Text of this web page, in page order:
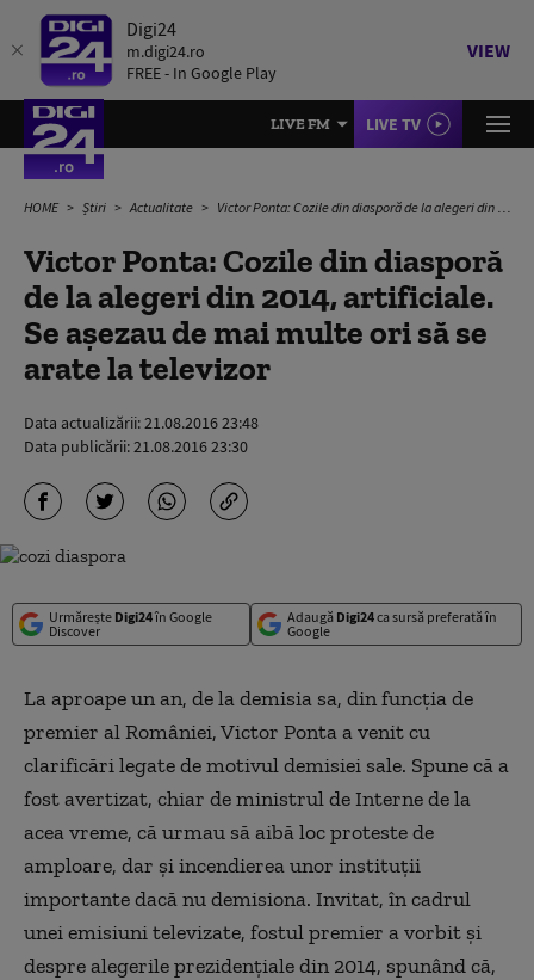
Digi24
m.digi24.ro
FREE - In Google Play
VIEW
LIVE FM LIVE TV
HOME Știri Actualitate Victor Ponta: Cozile din diasporă de la alegeri din 2014, artificiale. Se așezau de mai multe ori să se arate la televizor
Victor Ponta: Cozile din diasporă
de la alegeri din 2014, artificiale.
Se așezau de mai multe ori să se
arate la televizor
Data actualizării:21.08.2016 23:48
Data publicării:21.08.2016 23:30
Urmărește Digi24în Google
Discover
Adaugă Digi24ca sursă preferată în
Google
La aproape un an, de la demisia sa, din funcţia de
premier al României, Victor Ponta a venit cu
clarificări legate de motivul demisiei sale. Spune că a
fost avertizat, chiar de ministrul de Interne de la
acea vreme, că urmau să aibă loc proteste de
amploare, dar şi incendierea unor instituţii
importante dacă nu demisiona. Invitat, în cadrul
unei emisiuni televizate, fostul premier a vorbit şi
despre alegerile prezidenţiale din 2014, spunând că,